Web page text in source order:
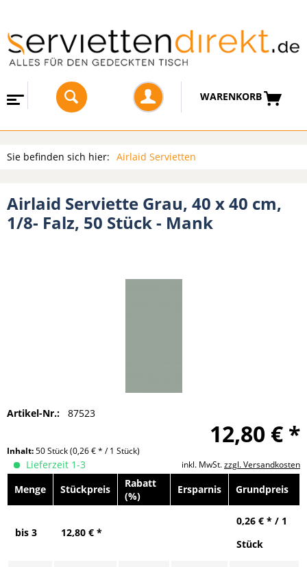
WARENKORB
Sie befinden sich hier: Airlaid Servietten
Airlaid Serviette Grau, 40 x 40 cm,
1/8- Falz, 50 Stück - Mank
Artikel-Nr.: 87523
12,80 € *
Inhalt:50 Stück(0,26 € * / 1 Stück)
inkl. MwSt.zzgl. Versandkosten
Lieferzeit 1-3
Menge
Stückpreis
Rabatt
(%)
Ersparnis Grundpreis
bis 3 12,80 € *
0,26 € * / 1
Stück